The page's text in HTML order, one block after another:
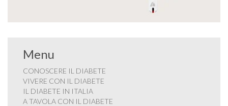
Menu
CONOSCERE IL DIABETE
VIVERE CON IL DIABETE
IL DIABETE IN ITALIA
A TAVOLA CON IL DIABETE